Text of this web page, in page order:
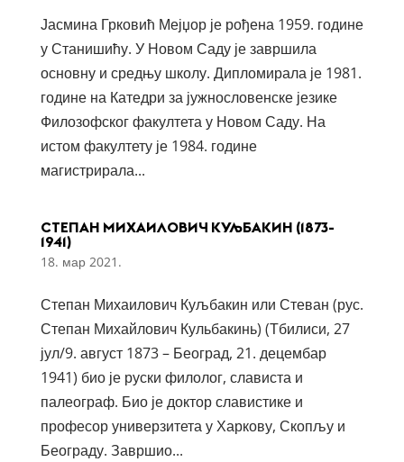
Јасмина Грковић Мејџор је рођена 1959. године
у Станишићу. У Новом Саду је завршила
основну и средњу школу. Дипломирала је 1981.
године на Катедри за јужнословенске језике
Филозофског факултета у Новом Саду. На
истом факултету је 1984. године
магистрирала...
СТЕПАН МИХАИЛОВИЧ КУЉБАКИН (1873-
1941)
18. мар 2021.
Степан Михаилович Куљбакин или Стеван (рус.
Степан Михайлович Кульбакинь) (Тбилиси, 27
јул/9. август 1873 – Београд, 21. децембар
1941) био је руски филолог, слависта и
палеограф. Био је доктор славистике и
професор универзитета у Харкову, Скопљу и
Београду. Завршио...